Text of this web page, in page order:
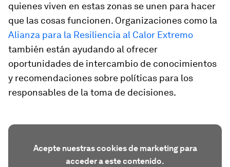
quienes viven en estas zonas se unen para hacer
que las cosas funcionen. Organizaciones como la
Alianza para la Resiliencia al Calor Extremo
también están ayudando al ofrecer
oportunidades de intercambio de conocimientos
y recomendaciones sobre políticas para los
responsables de la toma de decisiones.
Acepte nuestras cookies de marketing para
acceder a este contenido.